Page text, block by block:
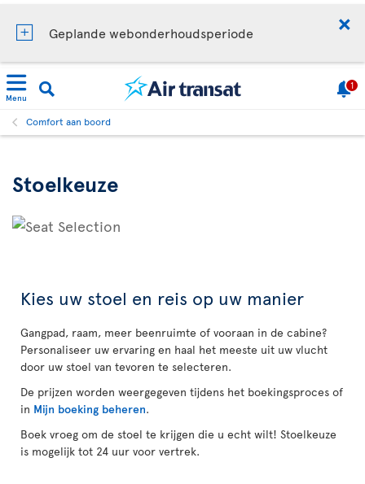
Geplande webonderhoudsperiode
Menu
1
Comfort aan boord
Stoelkeuze
Kies uw stoel en reis op uw manier
Gangpad, raam, meer beenruimte of vooraan in de cabine?
Personaliseer uw ervaring en haal het meeste uit uw vlucht
door uw stoel van tevoren te selecteren.
De prijzen worden weergegeven tijdens het boekingsproces of
in Mijn boeking beheren.
Boek vroeg om de stoel te krijgen die u echt wilt! Stoelkeuze
is mogelijk tot 24 uur voor vertrek.